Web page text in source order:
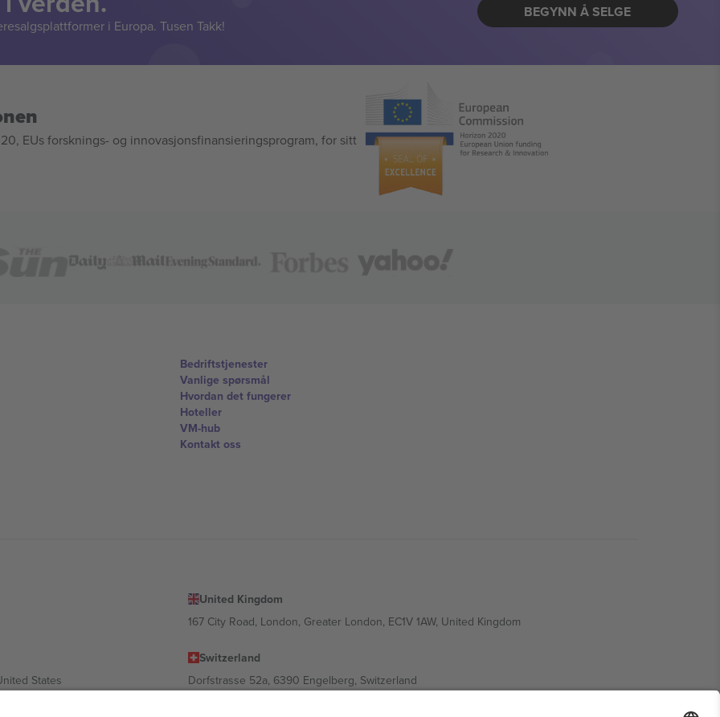
i Europa. Tusen Takk!
BEGYNN Å SELGE
EUs forsknings- og innovasjonsfinansieringsprogram, for sitt
Bedriftstjenester
Vanlige spørsmål
Hvordan det fungerer
Hoteller
VM-hub
Kontakt oss
United Kingdom
167 City Road, London, Greater London, EC1V 1AW, United Kingdom
States
Switzerland
Dorfstrasse 52a, 6390 Engelberg, Switzerland